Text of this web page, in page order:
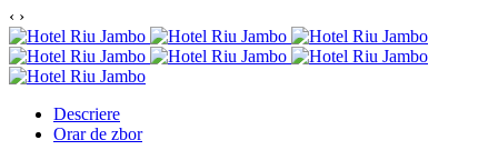
‹ ›
Descriere
Orar de zbor